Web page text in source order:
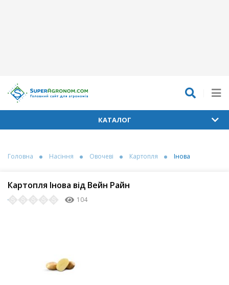
КАТАЛОГ
Головна Насіння Овочеві Картопля Інова
Картопля Інова від Вейн Райн
104